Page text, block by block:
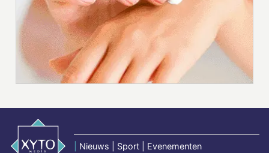
Nieuws | Sport | Evenementen